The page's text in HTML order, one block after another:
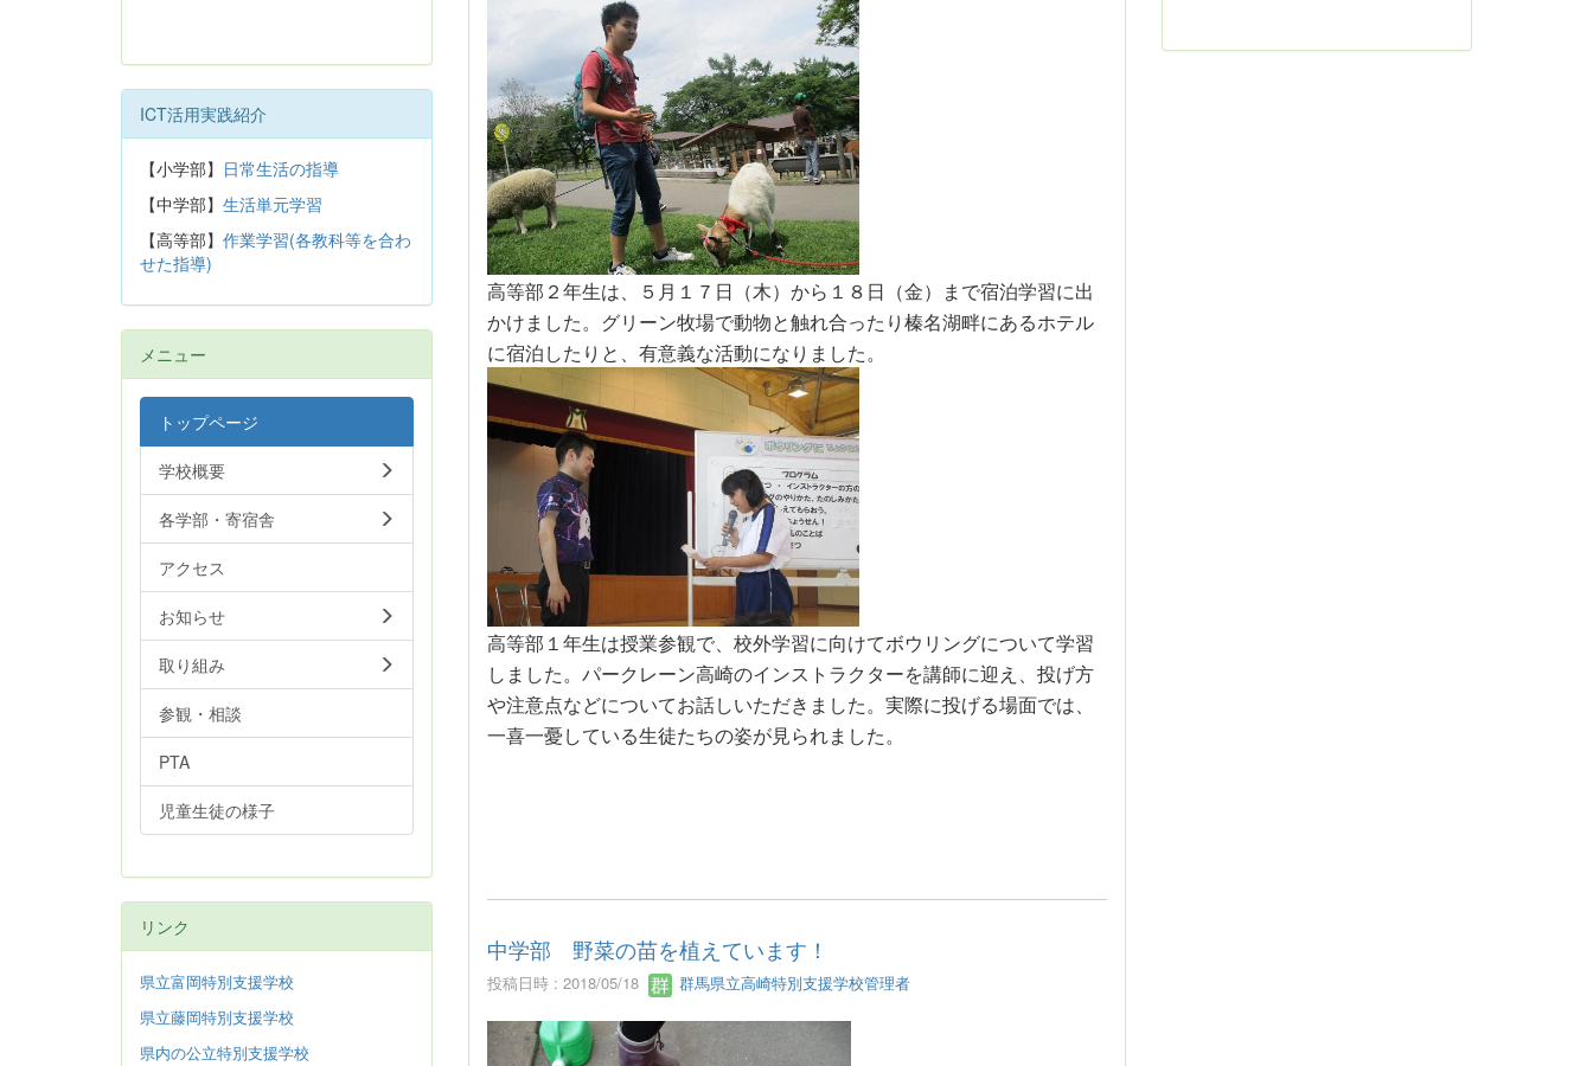
高等部２年生は、５月１７日（木）から１８日（金）まで宿泊学習に出
かけました。グリーン牧場で動物と触れ合ったり榛名湖畔にあるホテル
に宿泊したりと、有意義な活動になりました。
高等部１年生は授業参観で、校外学習に向けてボウリングについて学習
しました。パークレーン高崎のインストラクターを講師に迎え、投げ方
や注意点などについてお話しいただきました。実際に投げる場面では、
一喜一憂している生徒たちの姿が見られました。
中学部 野菜の苗を植えています！
投稿日時 : 2018/05/18 群馬県立高崎特別支援学校管理者
ICT活用実践紹介
【小学部】 日常生活の指導
【中学部】 生活単元学習
【高等部】 作業学習(各教科等を合わ
せた指導)
メニュー
トップページ
学校概要
各学部・寄宿舎
アクセス
お知らせ
取り組み
参観・相談
PTA
児童生徒の様子
リンク
県立富岡特別支援学校
県立藤岡特別支援学校
県内の公立特別支援学校